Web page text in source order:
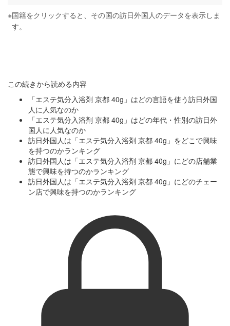
※国籍をクリックすると、その国の訪日外国人のデータを表示しま
す。
この続きから読める内容
「エステ気分入浴剤 京都 40g」はどの言語を使う訪日外国
人に人気なのか
「エステ気分入浴剤 京都 40g」はどの年代・性別の訪日外
国人に人気なのか
訪日外国人は「エステ気分入浴剤 京都 40g」をどこで興味
を持つのかランキング
訪日外国人は「エステ気分入浴剤 京都 40g」にどの店舗業
態で興味を持つのかランキング
訪日外国人は「エステ気分入浴剤 京都 40g」にどのチェー
ン店で興味を持つのかランキング